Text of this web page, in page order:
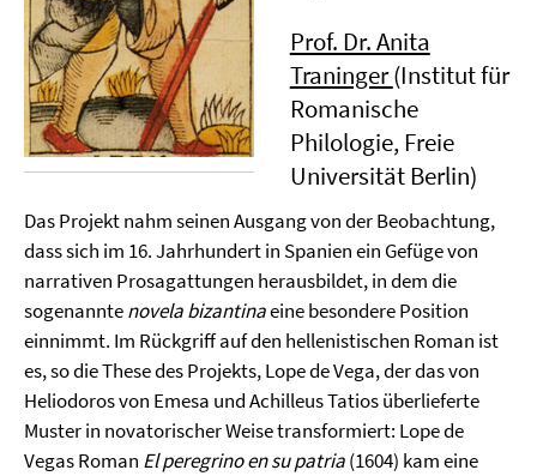
Prof. Dr. Anita
Traninger(Institut für
Romanische
Philologie, Freie
Universität Berlin)
Das Projekt nahm seinen Ausgang von der Beobachtung,
dass sich im 16. Jahrhundert in Spanien ein Gefüge von
narrativen Prosagattungen herausbildet, in dem die
sogenanntenovela bizantinaeine besondere Position
einnimmt. Im Rückgriff auf den hellenistischen Roman ist
es, so die These des Projekts, Lope de Vega, der das von
Heliodoros von Emesa und Achilleus Tatios überlieferte
Muster in novatorischer Weise transformiert: Lope de
Vegas Roman El peregrino en su patria(1604) kam eine